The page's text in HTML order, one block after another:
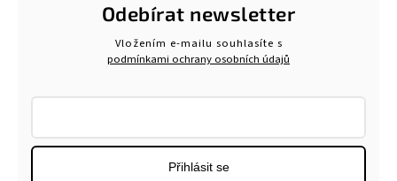
Odebírat newsletter
Vložením e-mailu souhlasíte s
podmínkami ochrany osobních údajů
Přihlásit se